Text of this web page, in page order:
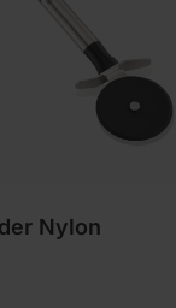
Nylon